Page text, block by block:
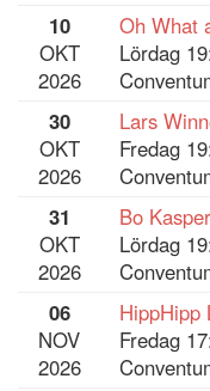
10
OKT
2026
Oh What
Lördag
30
OKT
2026
Lars
Fredag
31
OKT
2026
Bo
Lördag
06
NOV
2026
HippHipp
Fredag